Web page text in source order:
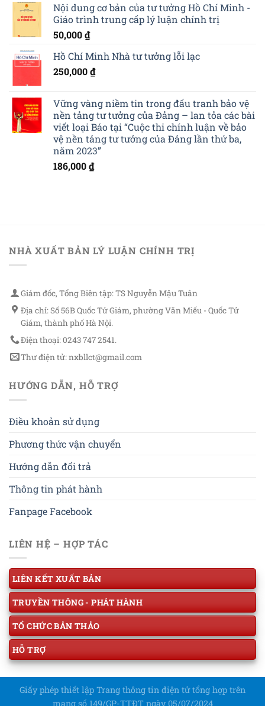
Nội dung cơ bản của tư tưởng Hồ Chí Minh -
Giáo trình trung cấp lý luận chính trị
50,000₫
Hồ Chí Minh Nhà tư tưởng lỗi lạc
250,000₫
Vững vàng niềm tin trong đấu tranh bảo vệ
nền tảng tư tưởng của Đảng – lan tỏa các bài
viết loại Báo tại “Cuộc thi chính luận về bảo
vệ nền tảng tư tưởng của Đảng lần thứ ba,
năm 2023”
186,000₫
NHÀ XUẤT BẢN LÝ LUẬN CHÍNH TRỊ
Giám đốc, Tổng Biên tập: TS Nguyễn Mậu Tuân
Địa chỉ: Số 56B Quốc Tử Giám, phường Văn Miếu - Quốc Tử
Giám, thành phố Hà Nội.
Điện thoại: 0243 747 2541.
Thư điện tử: nxbllct@gmail.com
HƯỚNG DẪN, HỖ TRỢ
Điều khoản sử dụng
Phương thức vận chuyển
Hướng dẫn đổi trả
Thông tin phát hành
Fanpage Facebook
LIÊN HỆ – HỢP TÁC
LIÊN KẾT XUẤT BẢN
TRUYỀN THÔNG - PHÁT HÀNH
TỔ CHỨC BẢN THẢO
HỖ TRỢ
Giấy phép thiết lập Trang thông tin điện tử tổng hợp trên
mạng số 149/GP-TTĐT ngày 05/07/2024